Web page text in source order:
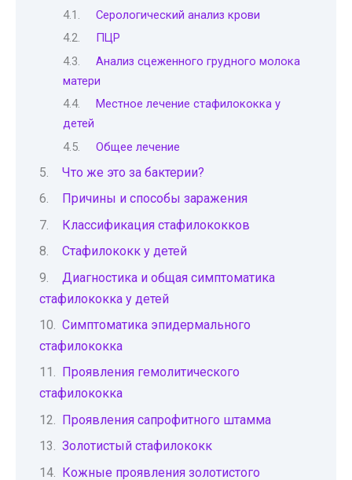
Серологический анализ крови
ПЦР
Анализ сцеженного грудного молока
матери
Местное лечение стафилококка у
детей
Общее лечение
Что же это за бактерии?
Причины и способы заражения
Классификация стафилококков
Стафилококк у детей
Диагностика и общая симптоматика
стафилококка у детей
Симптоматика эпидермального
стафилококка
Проявления гемолитического
стафилококка
Проявления сапрофитного штамма
Золотистый стафилококк
Кожные проявления золотистого